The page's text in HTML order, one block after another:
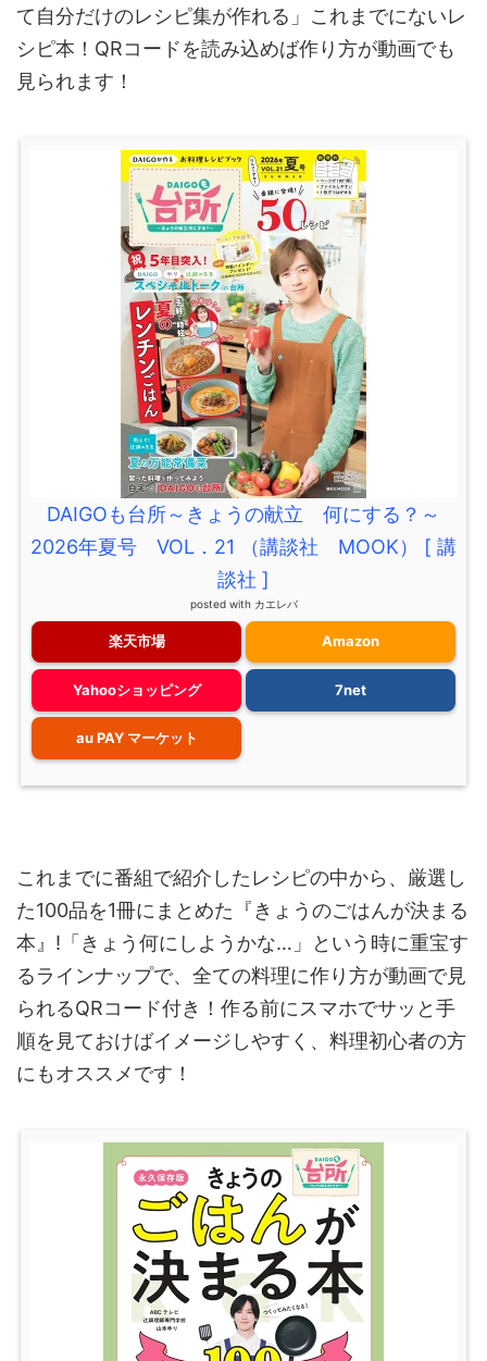
て自分だけのレシピ集が作れる」これまでにないレ
シピ本！QRコードを読み込めば作り方が動画でも
見られます！
DAIGOも台所～きょうの献立 何にする？～
2026年夏号 VOL．21 （講談社 MOOK） [ 講
談社 ]
posted with カエレバ
楽天市場 Amazon
Yahooショッピング 7net
au PAY マーケット
これまでに番組で紹介したレシピの中から、厳選し
た100品を1冊にまとめた『きょうのごはんが決まる
本』!「きょう何にしようかな…」という時に重宝す
るラインナップで、全ての料理に作り方が動画で見
られるQRコード付き！作る前にスマホでサッと手
順を見ておけばイメージしやすく、料理初心者の方
にもオススメです！